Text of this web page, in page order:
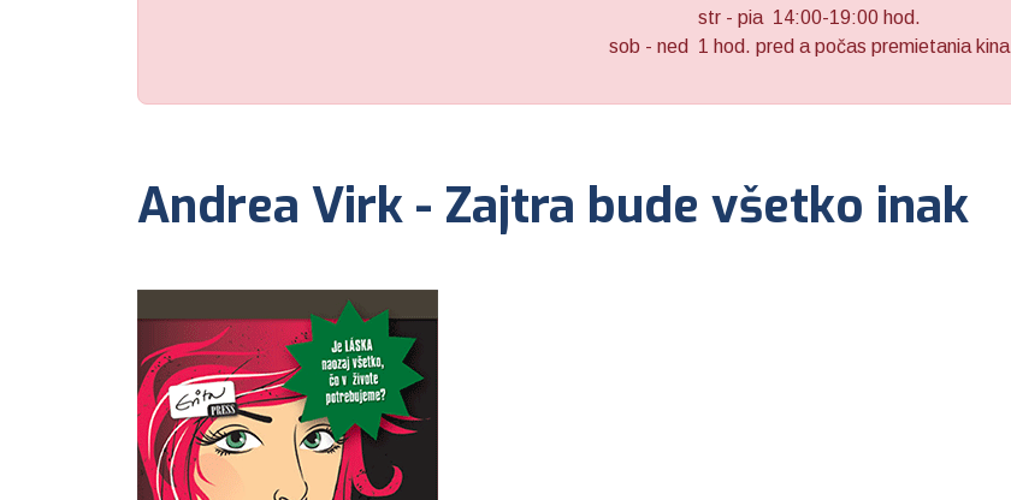
str - pia 14:00-19:00 hod.
sob - ned 1 hod. pred a počas premietania kina
Andrea Virk - Zajtra bude všetko inak